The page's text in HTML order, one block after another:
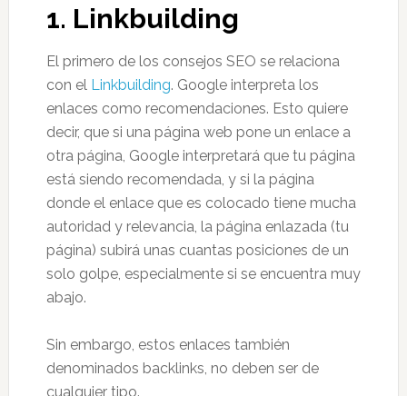
1. Linkbuilding
El primero de los consejos SEO se relaciona
con el Linkbuilding. Google interpreta los
enlaces como recomendaciones. Esto quiere
decir, que si una página web pone un enlace a
otra página, Google interpretará que tu página
está siendo recomendada, y si la página
donde el enlace que es colocado tiene mucha
autoridad y relevancia, la página enlazada (tu
página) subirá unas cuantas posiciones de un
solo golpe, especialmente si se encuentra muy
abajo.
Sin embargo, estos enlaces también
denominados backlinks, no deben ser de
cualquier tipo.